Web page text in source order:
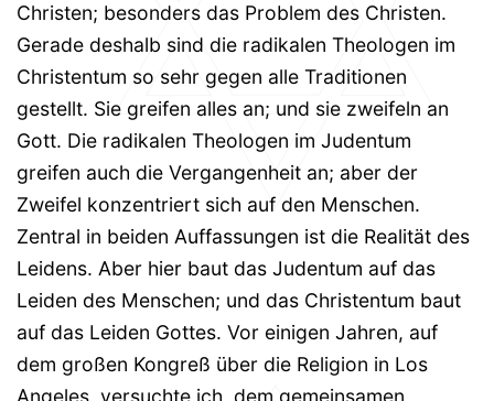
Christen; besonders das Problem des Christen.
Gerade deshalb sind die radikalen Theologen im
Christentum so sehr gegen alle Traditionen
gestellt. Sie greifen alles an; und sie zweifeln an
Gott. Die radikalen Theologen im Judentum
greifen auch die Vergangenheit an; aber der
Zweifel konzentriert sich auf den Menschen.
Zentral in beiden Auffassungen ist die Realität des
Leidens. Aber hier baut das Judentum auf das
Leiden des Menschen; und das Christentum baut
auf das Leiden Gottes. Vor einigen Jahren, auf
dem großen Kongreß über die Religion in Los
Angeles, versuchte ich, dem gemeinsamen